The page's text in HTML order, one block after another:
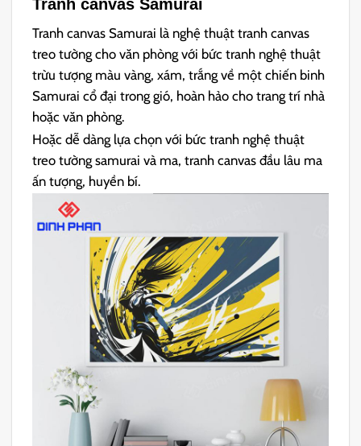
Tranh canvas Samurai
Tranh canvas Samurai là nghệ thuật tranh canvas
treo tường cho văn phòng với bức tranh nghệ thuật
trừu tượng màu vàng, xám, trắng về một chiến binh
Samurai cổ đại trong gió, hoàn hảo cho trang trí nhà
hoặc văn phòng.
Hoặc dễ dàng lựa chọn với bức tranh nghệ thuật
treo tường samurai và ma, tranh canvas đầu lâu ma
ấn tượng, huyền bí.